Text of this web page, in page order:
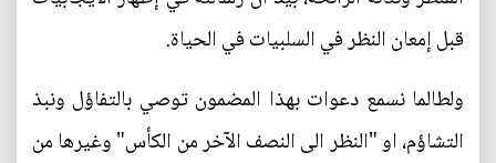
قبل إمعان النظر في السلبيات في الحياة.
ولطالما نسمع دعوات بهذا المضمون توصي بالتفاؤل ونبذ
التشاؤم، او "النظر الى النصف الآخر من الكأس" وغيرها من